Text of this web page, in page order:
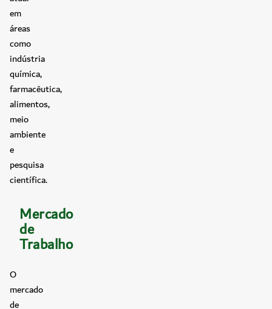
em
áreas
como
indústria
química,
farmacêutica,
alimentos,
meio
ambiente
e
pesquisa
científica.
Mercado
de
Trabalho
O
mercado
de